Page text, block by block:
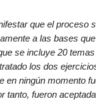
que el proceso
a las bases
se incluye 20
los dos
en ningún momento
tanto, fueron